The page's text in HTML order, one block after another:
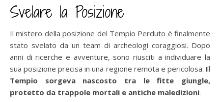
Svelare la Posizione
Il mistero della posizione del Tempio Perduto è finalmente
stato svelato da un team di archeologi coraggiosi. Dopo
anni di ricerche e avventure, sono riusciti a individuare la
sua posizione precisa in una regione remota e pericolosa. Il
Tempio sorgeva nascosto tra le fitte giungle,
protetto da trappole mortali e antiche maledizioni.